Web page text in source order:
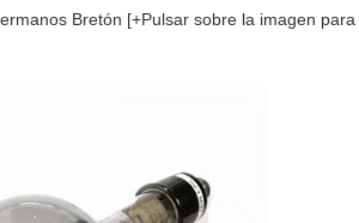
Bretón [+Pulsar sobre la imagen